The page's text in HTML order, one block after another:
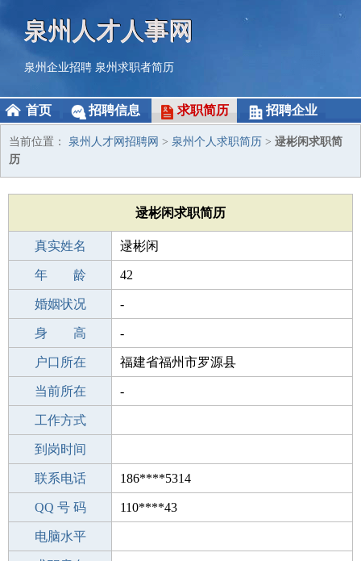
泉州人才人事网
泉州企业招聘 泉州求职者简历
首页 招聘信息 求职简历 招聘企业
当前位置： 泉州人才网招聘网 > 泉州个人求职简历 > 逯彬闲求职简
历
逯彬闲求职简历
真实姓名 逯彬闲
性 别 男
年 龄 42
出生年月 1984-10-09
婚姻状况 -
学 历 高中
身 高 -
毕业学校 高中
户口所在 福建省福州市罗源县
所学专业 -
当前所在 -
工作经验
工作方式
驾 照
到岗时间
期望月薪
联系电话 186****5314
手机号码 186****5314
QQ 号 码 110****43
微信号码
电脑水平